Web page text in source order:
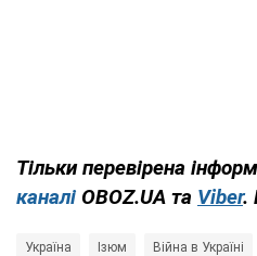
Тільки перевірена
каналі OBOZ.UA та Viber.
Україна Ізюм Війна в Україні